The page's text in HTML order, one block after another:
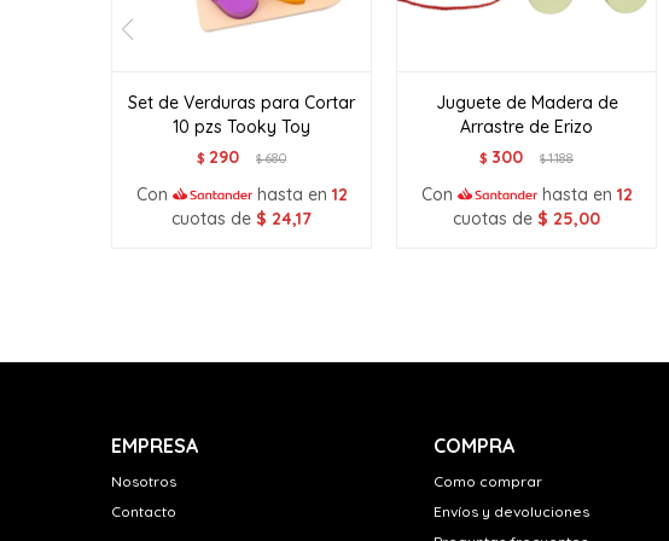
Set de Verduras para Cortar
10 pzs Tooky Toy
$ 290 $680
Con hasta en 12
cuotas de $ 24,17
Juguete de Madera de
Arrastre de Erizo
$ 300 $1.188
Con hasta en 12
cuotas de $ 25,00
EMPRESA
Nosotros
Contacto
COMPRA
Como comprar
Envíos y devoluciones